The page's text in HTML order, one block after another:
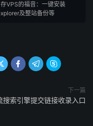
VPS的福音：一键安装
及整站备份等
  
下一篇
搜索引擎提交链接收录入口